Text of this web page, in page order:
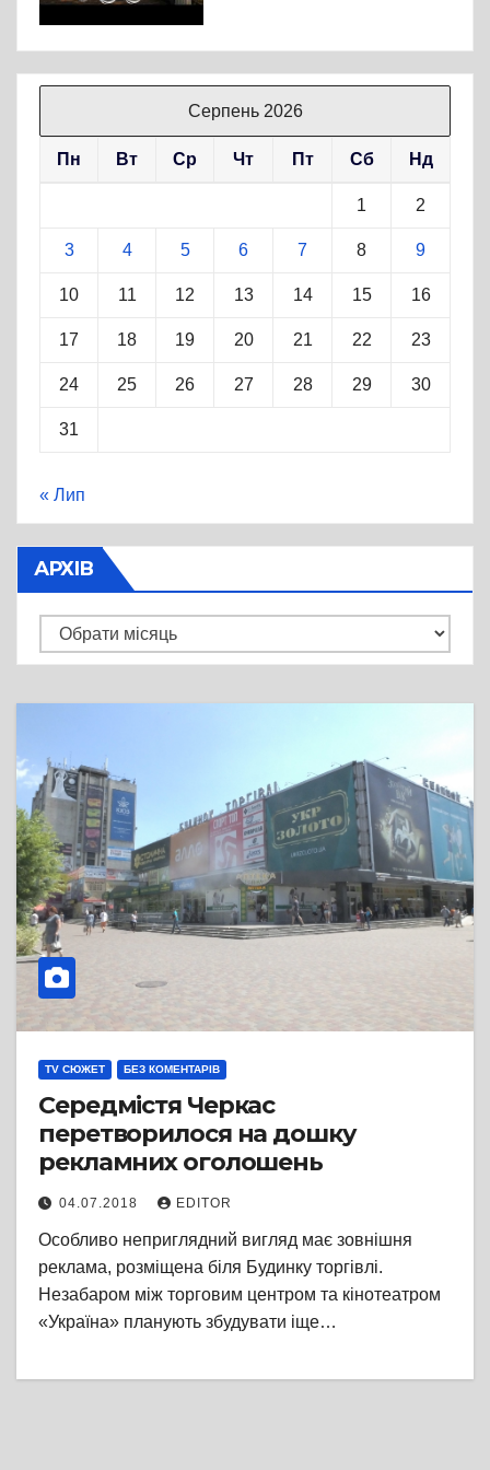
Серпень 2026
Пн Вт Ср Чт Пт Сб Нд
1 2
3 4 5 6 7 8 9
10 11 12 13 14 15 16
17 18 19 20 21 22 23
24 25 26 27 28 29 30
31
« Лип
АРХІВ
Архів
TV СЮЖЕТ БЕЗ КОМЕНТАРІВ
Середмістя Черкас
перетворилося на дошку
рекламних оголошень
04.07.2018 EDITOR
Особливо неприглядний вигляд має зовнішня
реклама, розміщена біля Будинку торгівлі.
Незабаром між торговим центром та кінотеатром
«Україна» планують збудувати іще…